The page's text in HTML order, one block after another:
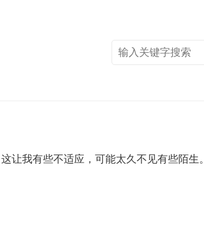
搜
索
让我有些不适应，可能太久不见有些陌生。